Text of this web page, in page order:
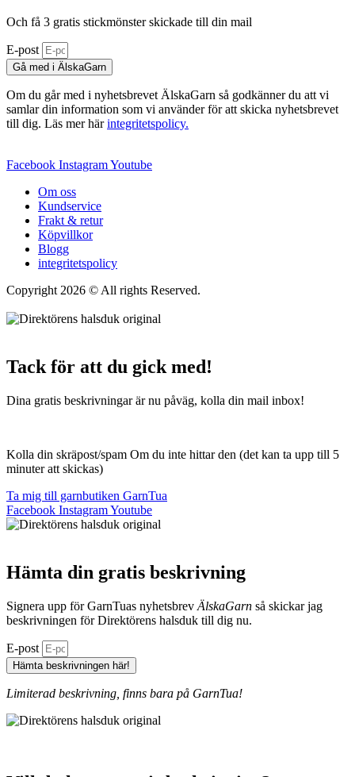
Och få 3 gratis stickmönster skickade till din mail
E-post
Gå med i ÄlskaGarn
Om du går med i nyhetsbrevet ÄlskaGarn så godkänner du att vi
samlar din information som vi använder för att skicka nyhetsbrevet
till dig. Läs mer härintegritetspolicy.
Facebook InstagramYoutube
Om oss
Kundservice
Frakt & retur
Köpvillkor
Blogg
integritetspolicy
Copyright 2026 © All rights Reserved.
Tack för att du gick med!
Dina gratis beskrivningar är nu påväg, kolla din mail inbox!
Kolla din skräpost/spam Om du inte hittar den (det kan ta upp till 5
minuter att skickas)
Ta mig till garnbutiken GarnTua
Facebook InstagramYoutube
Hämta din gratis beskrivning
Signera upp för GarnTuas nyhetsbrev ÄlskaGarn så skickar jag
beskrivningen för Direktörens halsduk till dig nu.
E-post
Hämta beskrivningen här!
Limiterad beskrivning, finns bara på GarnTua!